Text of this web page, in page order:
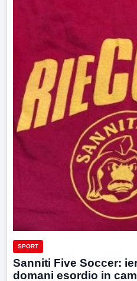
SPORT
Sanniti Five Soccer:
domani esordio in